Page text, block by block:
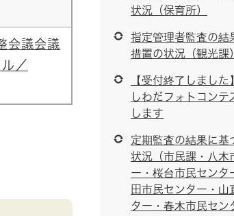
会議会議
／
状況（保育所）
指定管理者監査の結
措置の状況（観光課）
【受付終了しまし
しわだフォトコンテ
します
定期監査の結果に基
状況（市民課・八木
ー・桜台市民センタ
田市民センター・山
ター・春木市民セン